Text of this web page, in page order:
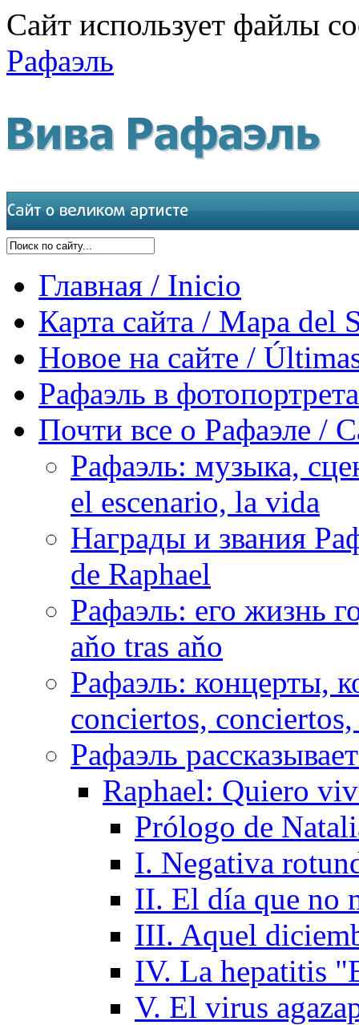
Сайт использует файлы
Рафаэль
Главная / Inicio
Карта сайта / Mapa del
Новое на сайте /
Рафаэль в
Почти все о Рафаэле /
Рафаэль: музыка,
el escenario, la vida
Награды и звания
de Raphael
Рафаэль: его жизнь
aňo tras aňo
Рафаэль: концерты,
conciertos,
Рафаэль
Raphael: Quiero
Prólogo de
I. Negativa
II. El día que no
III. Aquel
IV. La hepatitis
V. El virus